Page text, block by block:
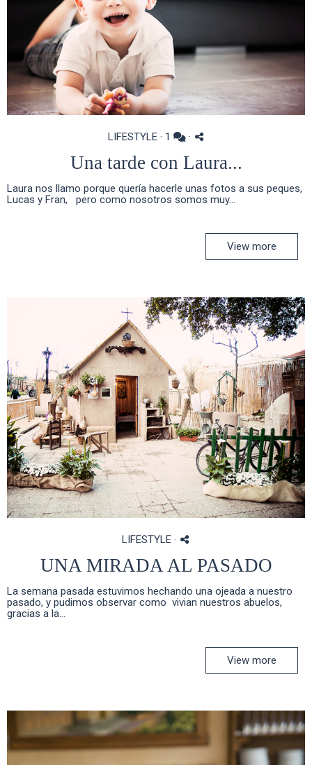
LIFESTYLE· 1 ·
Una tarde con Laura...
Laura nos llamo porque quería hacerle unas fotos a sus peques,
Lucas y Fran, pero como nosotros somos muy...
View more
LIFESTYLE ·
UNA MIRADA AL PASADO
La semana pasada estuvimos hechando una ojeada a nuestro
pasado, y pudimos observar como vivian nuestros abuelos,
gracias a la...
View more